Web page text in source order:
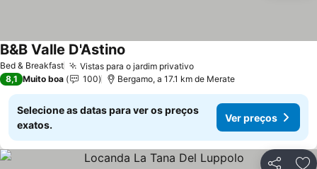
Bed & Breakfast Vistas para o jardim privativoVer preços
B&B Valle D'Astino
8,1 Muito boa 100 Bergamo, a 17.1 km de Merate
Selecione as datas para ver os preços
exatos.
Ver preços